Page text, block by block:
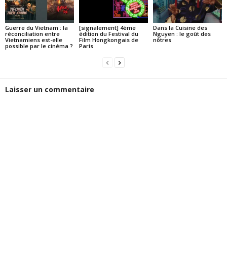
Guerre du Vietnam : la
réconciliation entre
Vietnamiens est-elle
possible par le cinéma ?
[signalement] 4ème
édition du Festival du
Film Hongkongais de
Paris
Dans la Cuisine des
Nguyen : le goût des
nôtres
Laisser un commentaire